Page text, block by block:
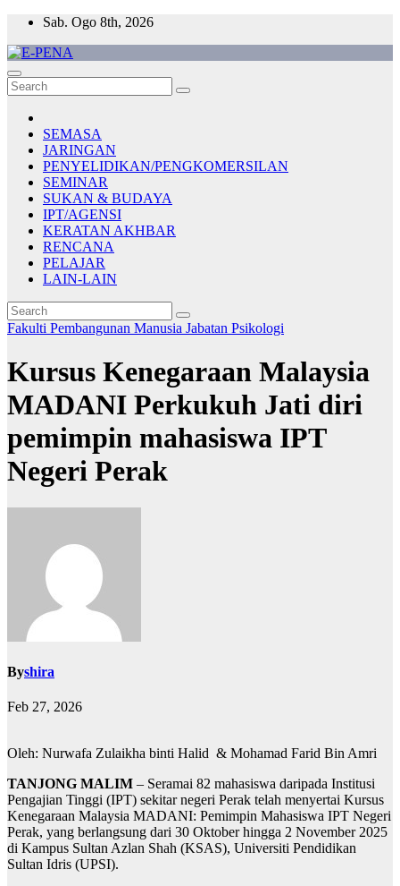
Skip
content
Sab. Ogo 8th, 2026
E-PENA
Berita Digital Terkini
SEMASA
JARINGAN
PENYELIDIKAN/PENGKOMERSILAN
SEMINAR
SUKAN & BUDAYA
IPT/AGENSI
KERATAN AKHBAR
RENCANA
PELAJAR
LAIN-LAIN
Fakulti Pembangunan Manusia Jabatan Psikologi
Kursus Kenegaraan Malaysia
MADANI Perkukuh Jati diri
pemimpin mahasiswa IPT
Negeri Perak
Byshira
Feb 27, 2026
Oleh: Nurwafa Zulaikha binti Halid & Mohamad Farid Bin Amri
TANJONG MALIM – Seramai 82 mahasiswa daripada Institusi
Pengajian Tinggi (IPT) sekitar negeri Perak telah menyertai Kursus
Kenegaraan Malaysia MADANI: Pemimpin Mahasiswa IPT Negeri
Perak, yang berlangsung dari 30 Oktober hingga 2 November 2025
di Kampus Sultan Azlan Shah (KSAS), Universiti Pendidikan
Sultan Idris (UPSI).